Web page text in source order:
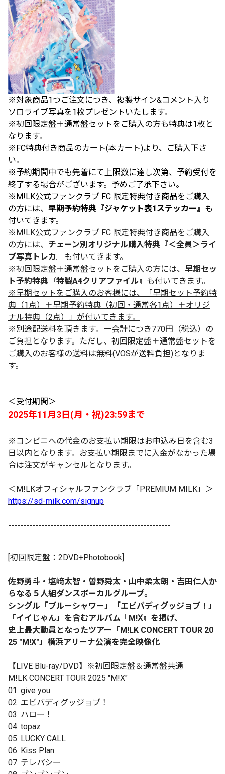
※対象商品1つご注文につき、複製サイン&コメント入り
ソロライブ写真を1枚プレゼントいたします。
※初回限定盤＋通常盤セットをご購入の方も特典は1枚と
なります。
※FC特典付き商品のカート(本カート)より、ご購入下さ
い。
※予約期間中でも先着にて上限数に達し次第、予約受付を
終了する場合がございます。予めご了承下さい。
※M!LK公式ファンクラブ FC 限定特典付き商品をご購入
の方には、 早期予約特典『ジャケット表1ステッカー』 も
付いてきます。
※M!LK公式ファンクラブ FC 限定特典付き商品をご購入
の方には、 チェーン別オリジナル購入特典『＜全員＞ライ
ブ写真トレカ』 も付いてきます。
※初回限定盤＋通常盤セットをご購入の方には、 早期セッ
ト予約特典『特製A4クリアファイル』 も付いてきます。
※早期セットをご購入のお客様には、「早期セット予約特
典（1点）＋早期予約特典（初回・通常各1点）＋オリジ
ナル特典（2点）」が付いてきます。
※別途配送料を頂きます。一会計につき770円（税込）の
ご負担となります。ただし、初回限定盤＋通常盤セットを
ご購入のお客様の送料は無料(VOSが送料負担)となりま
す。
＜受付期間＞
2025年11月3日(月・祝)23:59まで
※コンビニへの代金のお支払い期限はお申込み日を含む3
日以内となります。お支払い期限までに入金がなかった場
合は注文がキャンセルとなります。
＜M!LKオフィシャルファンクラブ「PREMIUM MILK」＞
https://sd-milk.com/signup
------------------------------------------------------
[初回限定盤：2DVD+Photobook]
佐野勇斗・塩﨑太智・曽野舜太・山中柔太朗・吉田仁人か
らなる５人組ダンスボーカルグループ。
シングル「ブルーシャワー」「エビバディグッジョブ！」
「イイじゃん」を含むアルバム『M!Ⅹ』を掲げ、
史上最大動員となったツアー「M!LK CONCERT TOUR 20
25 "M!X"」横浜アリーナ公演を完全映像化
【LIVE Blu-ray/DVD】※初回限定盤＆通常盤共通
M!LK CONCERT TOUR 2025 "M!X"
01. give you
02. エビバディグッジョブ！
03. ハロー！
04. topaz
05. LUCKY CALL
06. Kiss Plan
07. テレパシー